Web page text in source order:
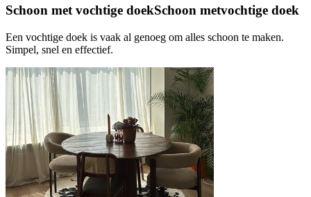
Schoon met vochtige doekSchoon metvochtige doek
Een vochtige doek is vaak al genoeg om alles schoon te maken.
Simpel, snel en effectief.